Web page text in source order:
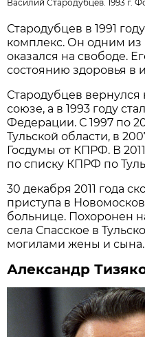
Василий Стародубцев. 1993 г.
Стародубцев в 1991
комплекс. Он одним
оказался на свободе.
состоянию здоровья в
Стародубцев вернулся
союзе, а в 1993 году
Федерации. С 1997 по
Тульской области, в
Госдумы от КПРФ. В
по списку КПРФ по
30 декабря 2011 года
приступа в
больнице. Похоронен
села Спасское в
могилами жены и сына.
Александр